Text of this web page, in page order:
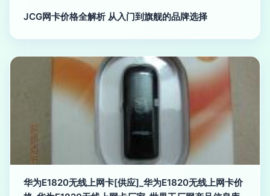
JCG网卡价格全解析 从入门到旗舰的品牌选择
华为E1820无线上网卡[供应]_华为E1820无线上网卡价